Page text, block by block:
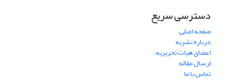
دسترسی سریع
صفحه اصلی
درباره نشریه
اعضای هیات تحریریه
ارسال مقاله
تماس با ما